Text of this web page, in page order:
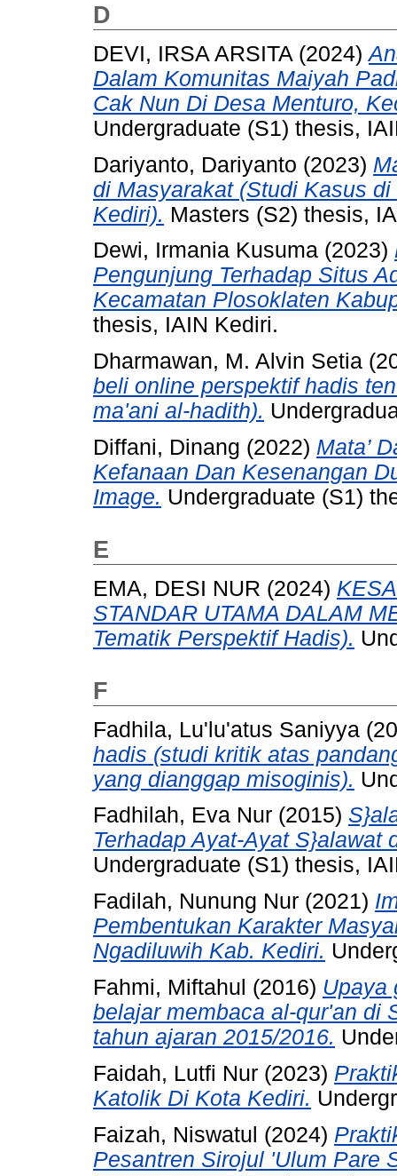
D
DEVI, IRSA ARSITA (2024)
Dalam Komunitas Maiyah
Cak Nun Di Desa Menturo,
Undergraduate (S1) thesis,
Dariyanto, Dariyanto (2023)
di Masyarakat (Studi Kasus
Kediri). Masters (S2) thesis,
Dewi, Irmania Kusuma (2023)
Pengunjung Terhadap Situs
Kecamatan Plosoklaten
thesis, IAIN Kediri.
Dharmawan, M. Alvin Setia
beli online perspektif hadis
ma'ani al-hadith).
Diffani, Dinang (2022) Mata’
Kefanaan Dan Kesenangan
Image. Undergraduate (S1)
E
EMA, DESI NUR (2024)
STANDAR UTAMA DALAM
Tematik Perspektif Hadis).
F
Fadhila, Lu'lu'atus Saniyya
hadis (studi kritik atas
yang dianggap misoginis).
Fadhilah, Eva Nur (2015)
Terhadap Ayat-Ayat S}alawat
Undergraduate (S1) thesis,
Fadilah, Nunung Nur (2021)
Pembentukan Karakter
Ngadiluwih Kab. Kediri.
Fahmi, Miftahul (2016) Upaya
belajar membaca al-qur'an di
tahun ajaran 2015/2016.
Faidah, Lutfi Nur (2023)
Katolik Di Kota Kediri.
Faizah, Niswatul (2024)
Pesantren Sirojul 'Ulum Pare